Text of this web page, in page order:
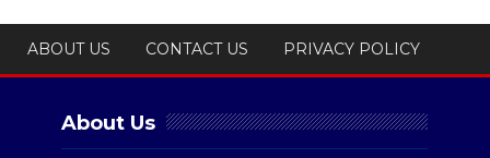
ABOUT US CONTACT US PRIVACY POLICY
About Us